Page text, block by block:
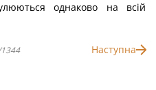
однаково на всій
Наступна